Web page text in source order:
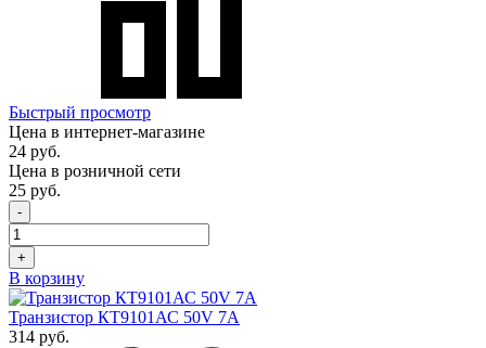
Быстрый просмотр
Цена в интернет-магазине
24 руб.
Цена в розничной сети
25 руб.
-
+
В корзину
Транзистор КТ9101АС 50V 7A
314 руб.